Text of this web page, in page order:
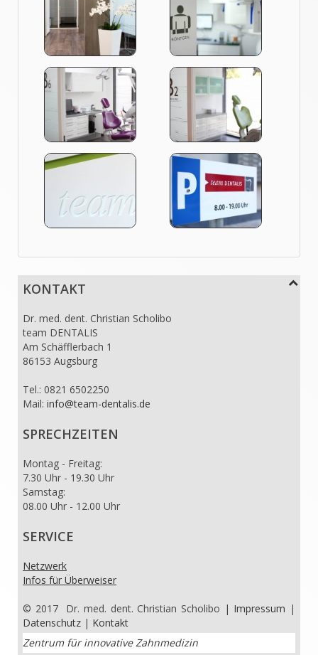
KONTAKT
Dr. med. dent. Christian Scholibo
team DENTALIS
Am Schäfflerbach 1
86153 Augsburg
Tel.: 0821 6502250
Mail: info@team-dentalis.de
SPRECHZEITEN
Montag - Freitag:
7.30 Uhr - 19.30 Uhr
Samstag:
08.00 Uhr - 12.00 Uhr
SERVICE
Netzwerk
Infos für Überweiser
© 2017 Dr. med. dent. Christian Scholibo | Impressum |
Datenschutz | Kontakt
Zentrum für innovative Zahnmedizin